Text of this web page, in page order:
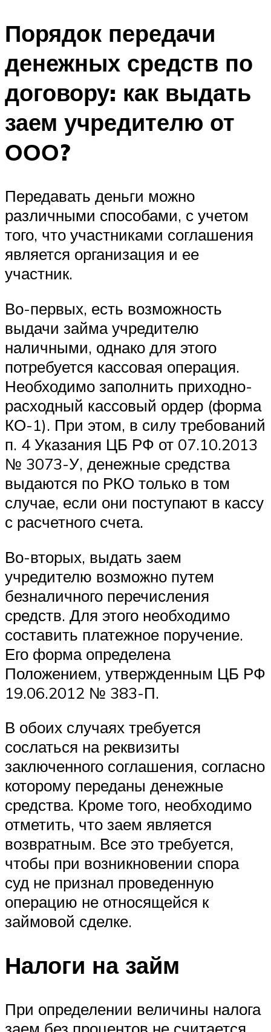
Порядок передачи
денежных средств по
договору: как выдать
заем учредителю от
ООО?
Передавать деньги можно
различными способами, с учетом
того, что участниками соглашения
является организация и ее
участник.
Во-первых, есть возможность
выдачи займа учредителю
наличными, однако для этого
потребуется кассовая операция.
Необходимо заполнить приходно-
расходный кассовый ордер (форма
КО-1). При этом, в силу требований
п. 4 Указания ЦБ РФ от 07.10.2013
№ 3073-У, денежные средства
выдаются по РКО только в том
случае, если они поступают в кассу
с расчетного счета.
Во-вторых, выдать заем
учредителю возможно путем
безналичного перечисления
средств. Для этого необходимо
составить платежное поручение.
Его форма определена
Положением, утвержденным ЦБ РФ
19.06.2012 № 383-П.
В обоих случаях требуется
сослаться на реквизиты
заключенного соглашения, согласно
которому переданы денежные
средства. Кроме того, необходимо
отметить, что заем является
возвратным. Все это требуется,
чтобы при возникновении спора
суд не признал проведенную
операцию не относящейся к
займовой сделке.
Налоги на займ
При определении величины налога